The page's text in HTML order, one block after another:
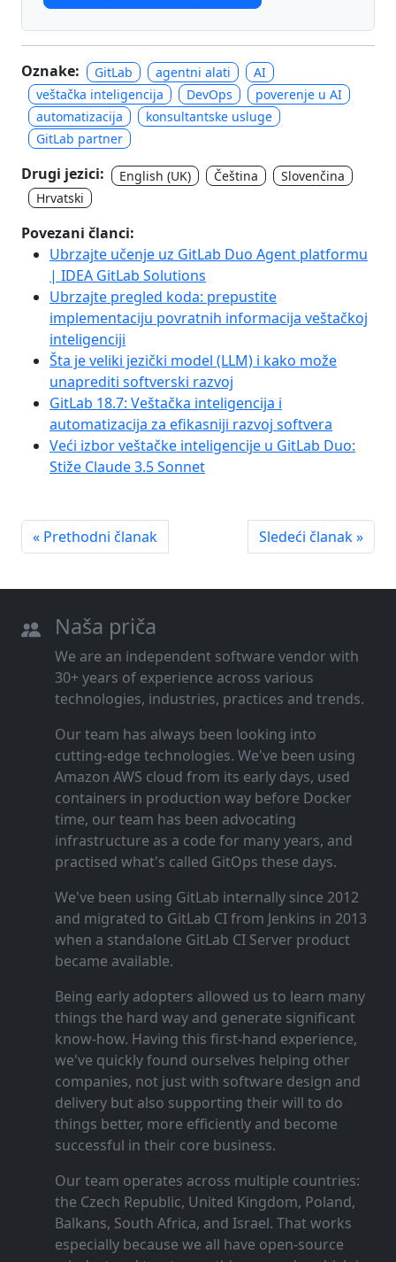
Oznake: GitLab agentni alati
AI
veštačka inteligencija
DevOps
poverenje u AI
automatizacija
konsultantske usluge
GitLab partner
Drugi jezici: English (UK) Čeština
Slovenčina
Hrvatski
Povezani članci:
Ubrzajte učenje uz GitLab Duo Agent platformu
| IDEA GitLab Solutions
Ubrzajte pregled koda: prepustite
implementaciju povratnih informacija veštačkoj
inteligenciji
Šta je veliki jezički model (LLM) i kako može
unaprediti softverski razvoj
GitLab 18.7: Veštačka inteligencija i
automatizacija za efikasniji razvoj softvera
Veći izbor veštačke inteligencije u GitLab Duo:
Stiže Claude 3.5 Sonnet
« Prethodni članak Sledeći članak »
Naša priča
We are an independent software vendor with
30+ years of experience across various
technologies, industries, practices and trends.
Our team has always been looking into
cutting‑edge technologies. We've been using
Amazon AWS cloud from its early days, used
containers in production way before Docker
time, our team has been advocating
infrastructure as a code for many years, and
practised what's called GitOps these days.
We've been using GitLab internally since 2012
and migrated to GitLab CI from Jenkins in 2013
when a standalone GitLab CI Server product
became available.
Being early adopters allowed us to learn many
things the hard way and generate significant
know‑how. Having this first‑hand experience,
we've quickly found ourselves helping other
companies, not just with software design and
delivery but also supporting their will to do
things better, more efficiently and become
successful in their core business.
Our team operates across multiple countries:
the Czech Republic, United Kingdom, Poland,
Balkans, South Africa, and Israel. That works
especially because we all have open‑source